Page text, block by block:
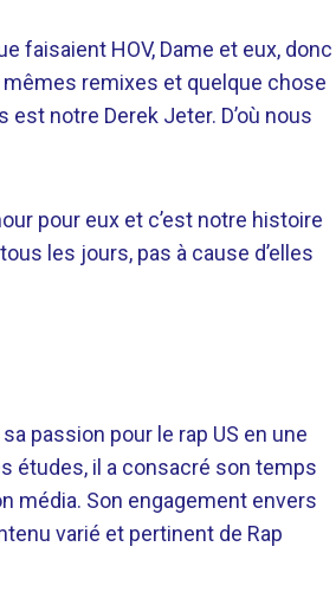
faisaient HOV, Dame et eux, donc
mêmes remixes et quelque chose
est notre Derek Jeter. D’où nous
pour eux et c’est notre histoire
les jours, pas à cause d’elles
passion pour le rap US en une
études, il a consacré son temps
média. Son engagement envers
varié et pertinent de Rap